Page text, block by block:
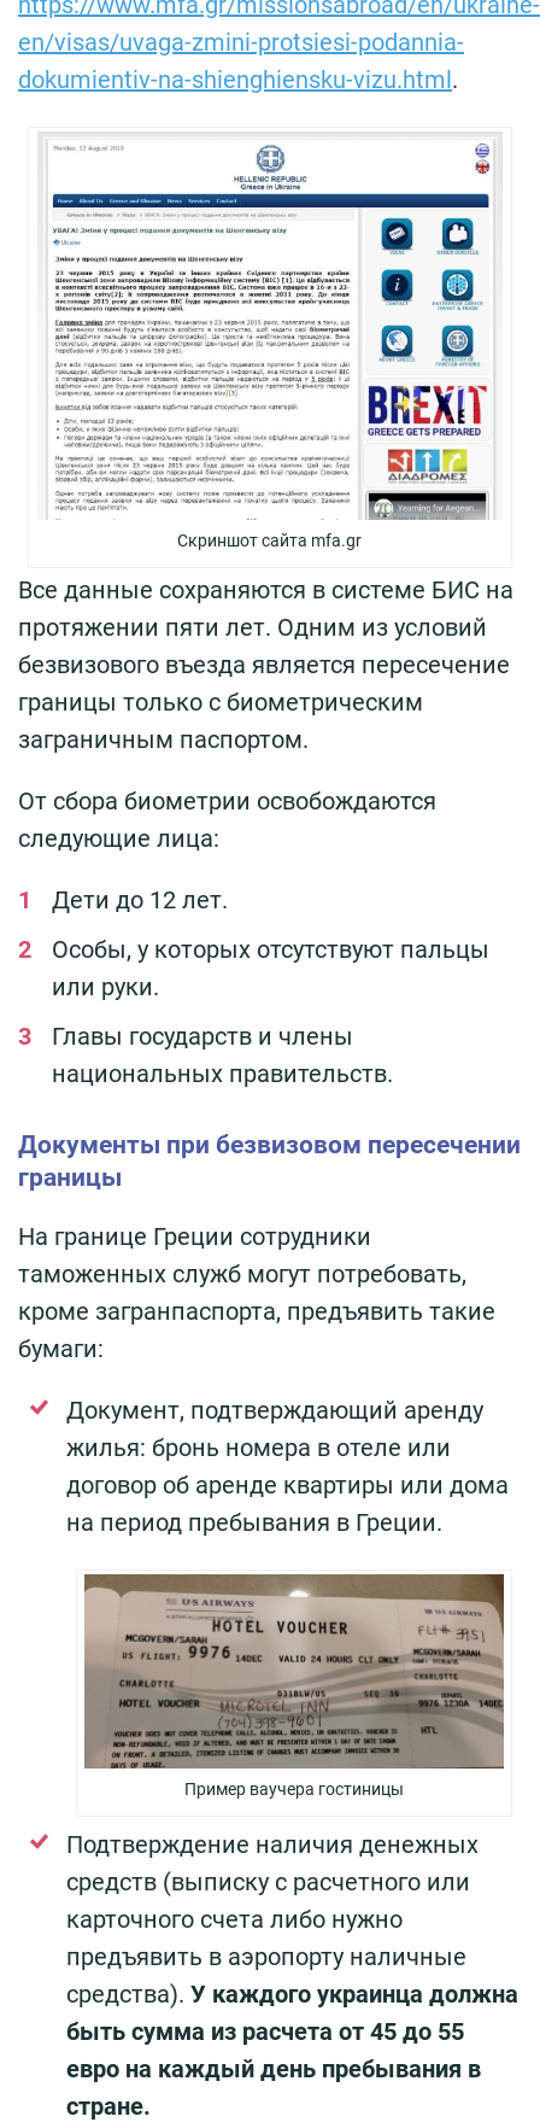
en/visas/uvaga-zmini-protsiesi-podannia-
dokumientiv-na-shienghiensku-vizu.html.
Скриншот сайта mfa.gr
Все данные сохраняются в системе БИС на
протяжении пяти лет. Одним из условий
безвизового въезда является пересечение
границы только с биометрическим
заграничным паспортом.
От сбора биометрии освобождаются
следующие лица:
Дети до 12 лет.
Особы, у которых отсутствуют пальцы
или руки.
Главы государств и члены
национальных правительств.
Документы при безвизовом пересечении
границы
На границе Греции сотрудники
таможенных служб могут потребовать,
кроме загранпаспорта, предъявить такие
бумаги:
Документ, подтверждающий аренду
жилья: бронь номера в отеле или
договор об аренде квартиры или дома
на период пребывания в Греции.
Пример ваучера гостиницы
Подтверждение наличия денежных
средств (выписку с расчетного или
карточного счета либо нужно
предъявить в аэропорту наличные
средства). У каждого украинца должна
быть сумма из расчета от 45 до 55
евро на каждый день пребывания в
стране.